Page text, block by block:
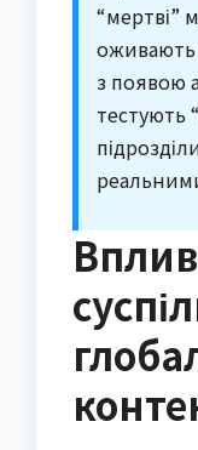
“мертві”
оживають
з появою
тестують